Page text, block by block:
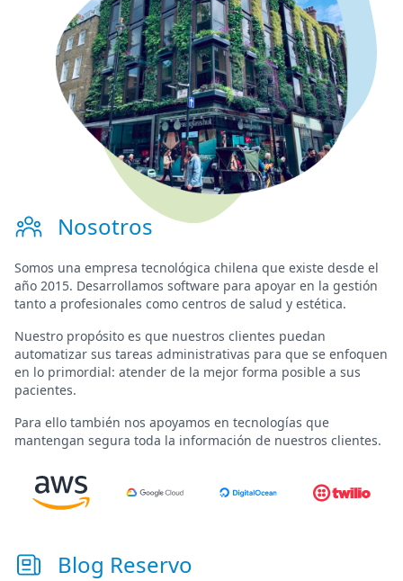
Nosotros
Somos una empresa tecnológica chilena que existe desde el
año 2015. Desarrollamos software para apoyar en la gestión
tanto a profesionales como centros de salud y estética.
Nuestro propósito es que nuestros clientes puedan
automatizar sus tareas administrativas para que se enfoquen
en lo primordial: atender de la mejor forma posible a sus
pacientes.
Para ello también nos apoyamos en tecnologías que
mantengan segura toda la información de nuestros clientes.
Blog Reservo